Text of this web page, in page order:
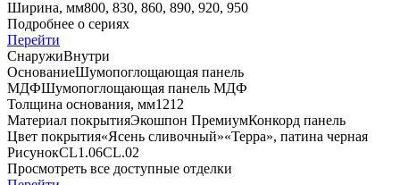
Ширина, мм800, 830, 860, 890, 920, 950
Подробнее о сериях
Перейти
СнаружиВнутри
ОснованиеШумопоглощающая панель
МДФШумопоглощающая панель МДФ
Толщина основания, мм1212
Материал покрытияЭкошпон ПремиумКонкорд панель
Цвет покрытия«Ясень сливочный»«Терра», патина черная
РисунокCL1.06CL.02
Просмотреть все доступные отделки